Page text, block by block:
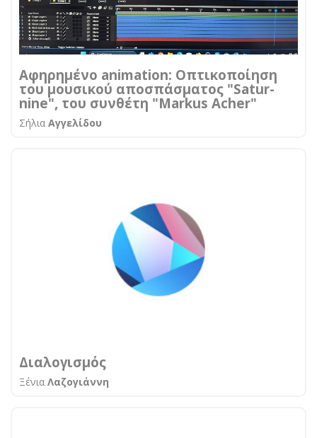
Αφηρημένο animation: Οπτικοποίηση
του μουσικού αποσπάσματος "Satur-
nine", του συνθέτη "Markus Acher"
Σήλια Αγγελίδου
Διαλογισμός
Ξένια Λαζογιάννη